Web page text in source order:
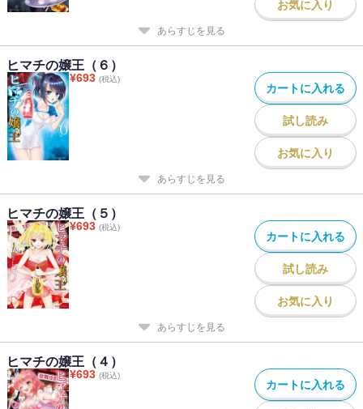
お気に入り
あらすじを見る
ヒマチの嬢王（６）
¥693 (税込)
カートに入れる
試し読み
お気に入り
あらすじを見る
ヒマチの嬢王（５）
¥693 (税込)
カートに入れる
試し読み
お気に入り
あらすじを見る
ヒマチの嬢王（４）
¥693 (税込)
カートに入れる